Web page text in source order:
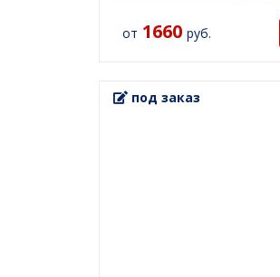
от 1660 руб.
под заказ